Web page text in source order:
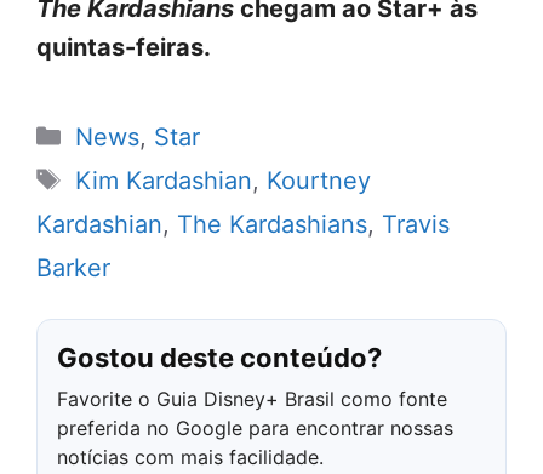
The Kardashians chegam ao Star+ às
quintas-feiras.
Categorias
News, Star
Tags
Kim Kardashian, Kourtney
Kardashian, The Kardashians, Travis
Barker
Gostou deste conteúdo?
Favorite o Guia Disney+ Brasil como fonte
preferida no Google para encontrar nossas
notícias com mais facilidade.